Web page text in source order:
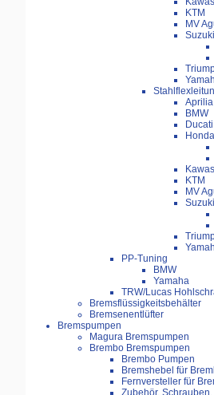
KTM
MV
Suzuki
Aprilia
BMW
Ducati
Honda
KTM
MV
Suzuki
PP-Tuning
BMW
Yamaha
TRW/Lucas
Bremsflüssigkeitsbehälter
Bremsenentlüfter
Bremspumpen
Magura Bremspumpen
Brembo Bremspumpen
Brembo Pumpen
Bremshebel für
Fernversteller für
Zubehör,